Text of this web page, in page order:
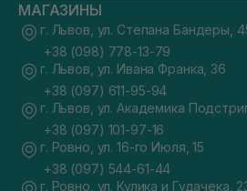
МАГАЗИНЫ
г. Львов, ул. Степана Бандеры,
+38 (098) 778-13-79
г. Львов, ул. Ивана Франка, 36
+38 (097) 611-95-94
г. Львов, ул. Академика
+38 (097) 101-97-16
г. Ровно, ул. 16-го Июля, 15
+38 (097) 544-61-44
г. Ровно, ул. Кулика и Гудачека,